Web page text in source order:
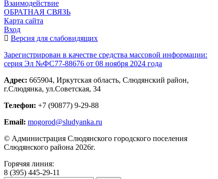
Взаимодействие
ОБРАТНАЯ СВЯЗЬ
Карта сайта
Вход
Версия для слабовидящих
Зарегистрирован в качестве средства массовой информации:
серия Эл №ФС77-88676 от 08 ноября 2024 года
Адрес: 665904, Иркутская область, Слюдянский район,
г.Слюдянка, ул.Советская, 34
Телефон: +7 (90877) 9-29-88
Email: mogorod@sludyanka.ru
© Администрация Слюдянского городского поселения
Слюдянского района 2026г.
Горячяя линия:
8 (395) 445-29-11